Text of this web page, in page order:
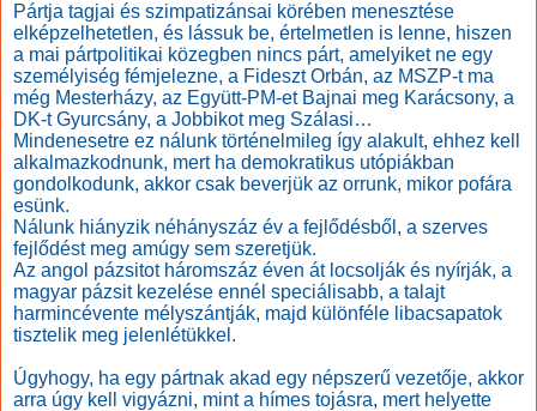
Pártja tagjai és szimpatizánsai körében menesztése
elképzelhetetlen, és lássuk be, értelmetlen is lenne, hiszen
a mai pártpolitikai közegben nincs párt, amelyiket ne egy
személyiség fémjelezne, a Fideszt Orbán, az MSZP-t ma
még Mesterházy, az Együtt-PM-et Bajnai meg Karácsony, a
DK-t Gyurcsány, a Jobbikot meg Szálasi…
Mindenesetre ez nálunk történelmileg így alakult, ehhez kell
alkalmazkodnunk, mert ha demokratikus utópiákban
gondolkodunk, akkor csak beverjük az orrunk, mikor pofára
esünk.
Nálunk hiányzik néhányszáz év a fejlődésből, a szerves
fejlődést meg amúgy sem szeretjük.
Az angol pázsitot háromszáz éven át locsolják és nyírják, a
magyar pázsit kezelése ennél speciálisabb, a talajt
harmincévente mélyszántják, majd különféle libacsapatok
tisztelik meg jelenlétükkel.
Úgyhogy, ha egy pártnak akad egy népszerű vezetője, akkor
arra úgy kell vigyázni, mint a hímes tojásra, mert helyette